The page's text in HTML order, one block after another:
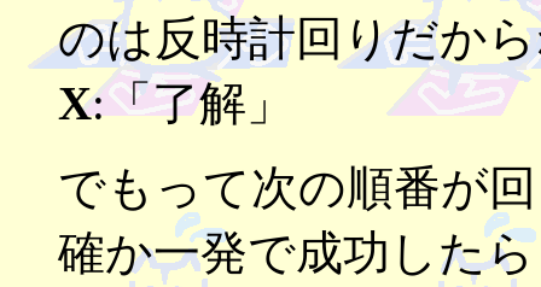
のは反時計回りだか
X:「了解」
でもって次の順番が
確か一発で成功した